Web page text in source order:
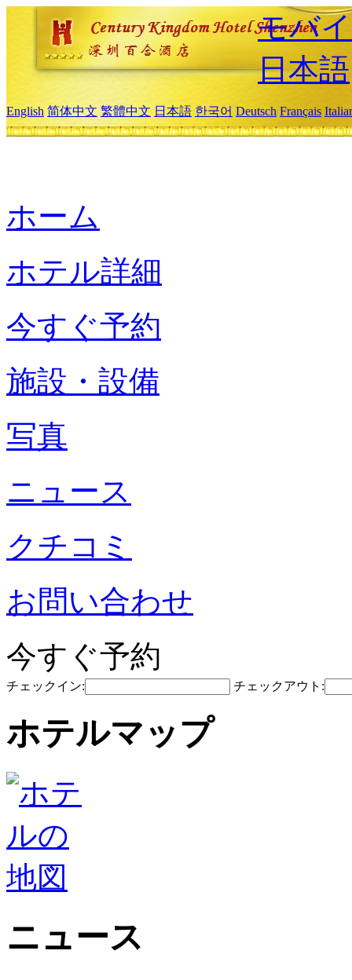
モバ
日本語
English 简体中文 繁體中文 日本語 한국어 Deutsch Français
ホーム
ホテル詳細
今すぐ予約
施設・設備
写真
ニュース
クチコミ
お問い合わせ
今すぐ予約
チェックイン: チェックアウト:
ホテルマップ
ニュース